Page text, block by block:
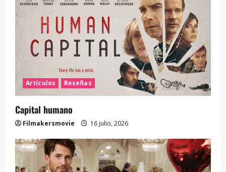
Artículos Reseñas
Capital humano
Filmakersmovie 16 julio, 2026